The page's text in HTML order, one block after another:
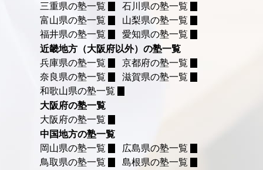
三重県の塾一覧
石川県の塾一覧
富山県の塾一覧
山梨県の塾一覧
福井県の塾一覧
愛知県の塾一覧
近畿地方（大阪府以外）の塾一覧
兵庫県の塾一覧
京都府の塾一覧
奈良県の塾一覧
滋賀県の塾一覧
和歌山県の塾一覧
大阪府の塾一覧
大阪府の塾一覧
中国地方の塾一覧
岡山県の塾一覧
広島県の塾一覧
鳥取県の塾一覧
島根県の塾一覧